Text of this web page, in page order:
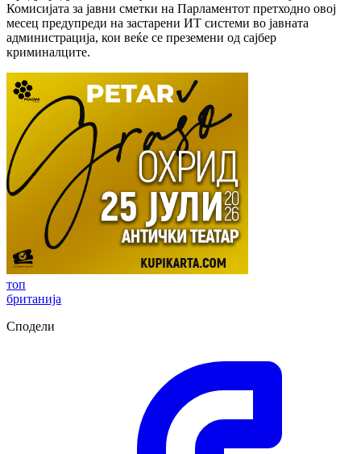
Комисијата за јавни сметки на Парламентот претходно овој
месец предупреди на застарени ИТ системи во јавната
администрација, кои веќе се преземени од сајбер
криминалците.
топ
британија
Сподели